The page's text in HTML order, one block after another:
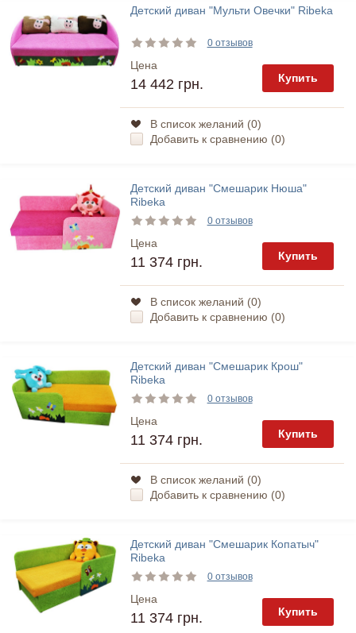
Детский диван "Мульти Овечки" Ribeka
0 отзывов
Цена
14 442 грн. Купить
В список желаний (0)
Добавить к сравнению (0)
Детский диван "Смешарик Нюша"
Ribeka
0 отзывов
Цена
11 374 грн. Купить
В список желаний (0)
Добавить к сравнению (0)
Детский диван "Смешарик Крош"
Ribeka
0 отзывов
Цена
11 374 грн. Купить
В список желаний (0)
Добавить к сравнению (0)
Детский диван "Смешарик Копатыч"
Ribeka
0 отзывов
Цена
11 374 грн. Купить